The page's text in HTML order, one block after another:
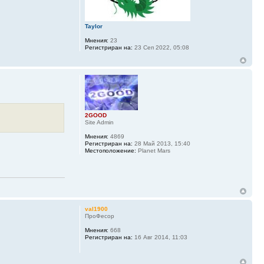
Taylor
Мнения: 23
Регистриран на: 23 Сеп 2022, 05:08
2GOOD
Site Admin
Мнения: 4869
Регистриран на: 28 Май 2013, 15:40
Местоположение: Planet Mars
val1900
ПроФесор
Мнения: 668
Регистриран на: 16 Авг 2014, 11:03